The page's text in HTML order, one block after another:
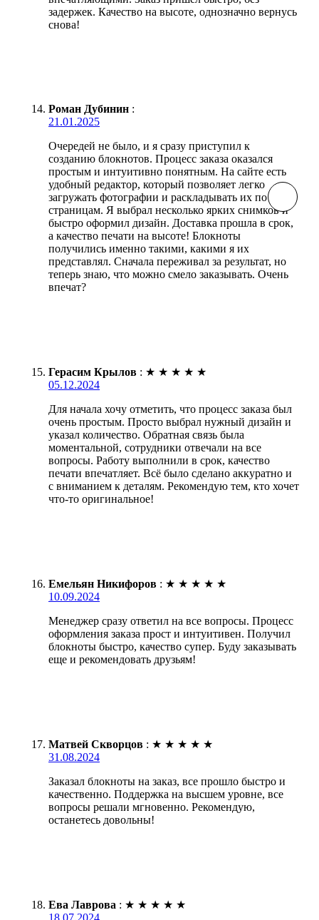
задержек. Качество на высоте, однозначно вернусь
снова!
Роман Дубинин :
21.01.2025
Очередей не было, и я сразу приступил к
созданию блокнотов. Процесс заказа оказался
простым и интуитивно понятным. На сайте есть
удобный редактор, который позволяет легко
загружать фотографии и раскладывать их по
страницам. Я выбрал несколько ярких снимков и
быстро оформил дизайн. Доставка прошла в срок,
а качество печати на высоте! Блокноты
получились именно такими, какими я их
представлял. Сначала переживал за результат, но
теперь знаю, что можно смело заказывать. Очень
впечат?
Герасим Крылов : ★ ★ ★ ★ ★
05.12.2024
Для начала хочу отметить, что процесс заказа был
очень простым. Просто выбрал нужный дизайн и
указал количество. Обратная связь была
моментальной, сотрудники отвечали на все
вопросы. Работу выполнили в срок, качество
печати впечатляет. Всё было сделано аккуратно и
с вниманием к деталям. Рекомендую тем, кто хочет
что-то оригинальное!
Емельян Никифоров : ★ ★ ★ ★ ★
10.09.2024
Менеджер сразу ответил на все вопросы. Процесс
оформления заказа прост и интуитивен. Получил
блокноты быстро, качество супер. Буду заказывать
еще и рекомендовать друзьям!
Матвей Скворцов : ★ ★ ★ ★ ★
31.08.2024
Заказал блокноты на заказ, все прошло быстро и
качественно. Поддержка на высшем уровне, все
вопросы решали мгновенно. Рекомендую,
останетесь довольны!
Ева Лаврова : ★ ★ ★ ★ ★